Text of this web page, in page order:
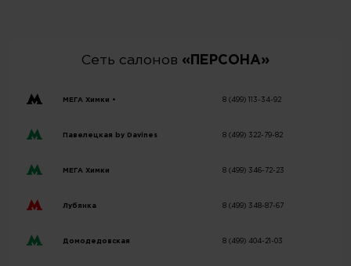
Сеть салонов «ПЕРСОНА»
МЕГА Химки • 8 (499) 113-34-92
Павелецкая by Davines 8 (499) 322-79-82
МЕГА Химки 8 (499) 346-72-23
Лубянка 8 (499) 348-87-67
Домодедовская 8 (499) 404-21-03